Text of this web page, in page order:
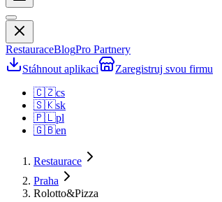
RestauraceBlogPro Partnery
Stáhnout aplikaci
Zaregistruj svou firmu
🇨🇿cs
🇸🇰sk
🇵🇱pl
🇬🇧en
Restaurace
Praha
Rolotto&Pizza